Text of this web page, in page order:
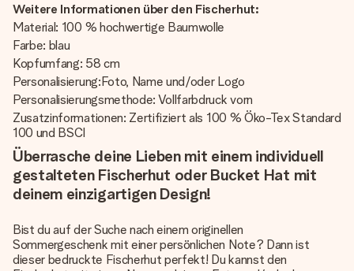
Weitere Informationen über den Fischerhut:
Material: 100 % hochwertige Baumwolle
Farbe: blau
Kopfumfang: 58 cm
Personalisierung:Foto, Name und/oder Logo
Personalisierungsmethode: Vollfarbdruck vorn
Zusatzinformationen: Zertifiziert als 100 % Öko-Tex Standard
100 und BSCI
Überrasche deine Lieben mit einem individuell
gestalteten Fischerhut oder Bucket Hat mit
deinem einzigartigen Design!
Bist du auf der Suche nach einem originellen
Sommergeschenk mit einer persönlichen Note? Dann ist
dieser bedruckte Fischerhut perfekt! Du kannst den